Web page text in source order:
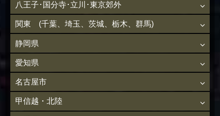
八王子･国分寺･立川･東京郊外
関東 (千葉、埼玉、茨城、栃木、群馬)
静岡県
愛知県
名古屋市
甲信越・北陸